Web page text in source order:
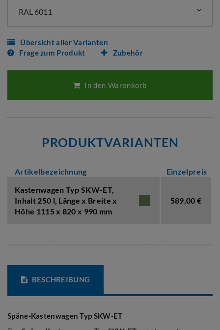
RAL 6011
Übersicht aller Varianten
Frage zum Produkt
Zubehör
In den Warenkorb
PRODUKTVARIANTEN
Artikelbezeichnung
Einzelpreis
Kastenwagen Typ SKW-ET,
Inhalt 250 l, Länge x Breite x
Höhe 1115 x 820 x 990 mm
589,00 €
BESCHREIBUNG
Späne-Kastenwagen Typ SKW-ET